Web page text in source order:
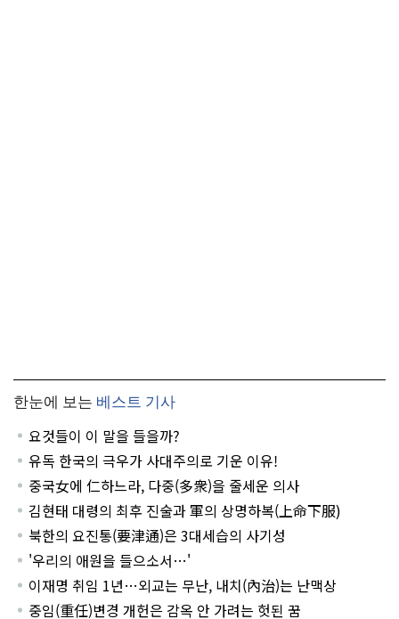
한눈에 보는 베스트 기사
요것들이 이 말을 들을까?
유독 한국의 극우가 사대주의로 기운 이유!
중국女에 仁하느라, 다중(多衆)을 줄세운 의사
김현태 대령의 최후 진술과 軍의 상명하복(上命下服)
북한의 요진통(要津通)은 3대세습의 사기성
'우리의 애원을 들으소서…'
이재명 취임 1년…외교는 무난, 내치(內治)는 난맥상
중임(重任)변경 개헌은 감옥 안 가려는 헛된 꿈